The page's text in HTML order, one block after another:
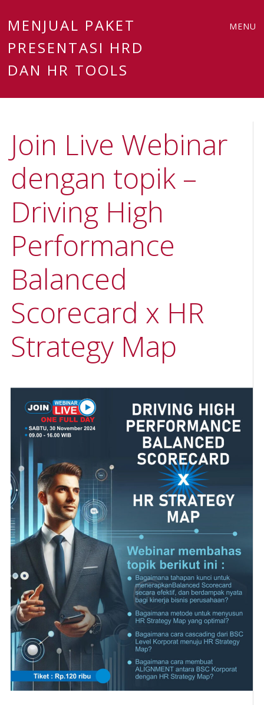
MENJUAL PAKET
PRESENTASI HRD
DAN HR TOOLS
MENU
Join Live Webinar
dengan topik –
Driving High
Performance
Balanced
Scorecard x HR
Strategy Map